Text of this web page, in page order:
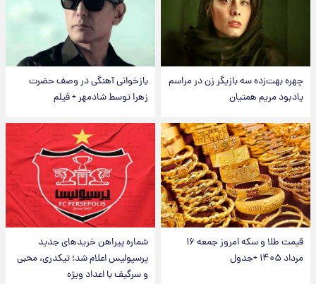
چهره بهت‌زده سه بازیگر زن در مراسم
یادبود مریم همتیان
بازخوانی آهنگی در وصف حضرت
زهرا توسط شادمهر + فیلم
قیمت طلا و سکه امروز جمعه ۱۶
مرداد ۱۴۰۵ +جدول
شماره پیراهن خریدهای جدید
پرسپولیس اعلام شد؛ تیکدری، محبی
و سرگیف با اعداد ویژه